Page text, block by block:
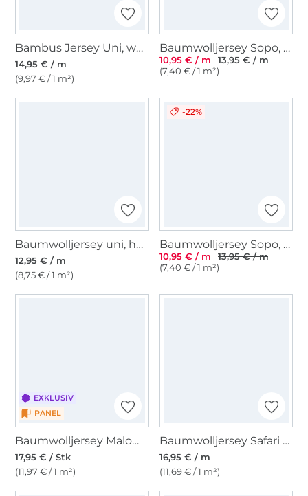
Bambus Jersey Uni, wollweiß
14,95 € / m
(9,97 € / 1 m²)
Baumwolljersey Sopo, hellrosa
10,95 € / m
13,95 € / m
(7,40 € / 1 m²)
Baumwolljersey uni, helltürkis
12,95 € / m
(8,75 € / 1 m²)
-22%
Baumwolljersey Sopo, wollweiß
10,95 € / m
13,95 € / m
(7,40 € / 1 m²)
EXKLUSIV
PANEL
Baumwolljersey Malomi Panel Blumenbordüre, dunkelblau 150 x 98 cm
17,95 € / Stk
(11,97 € / 1 m²)
Baumwolljersey Safari Animals, wollweiß
16,95 € / m
(11,69 € / 1 m²)